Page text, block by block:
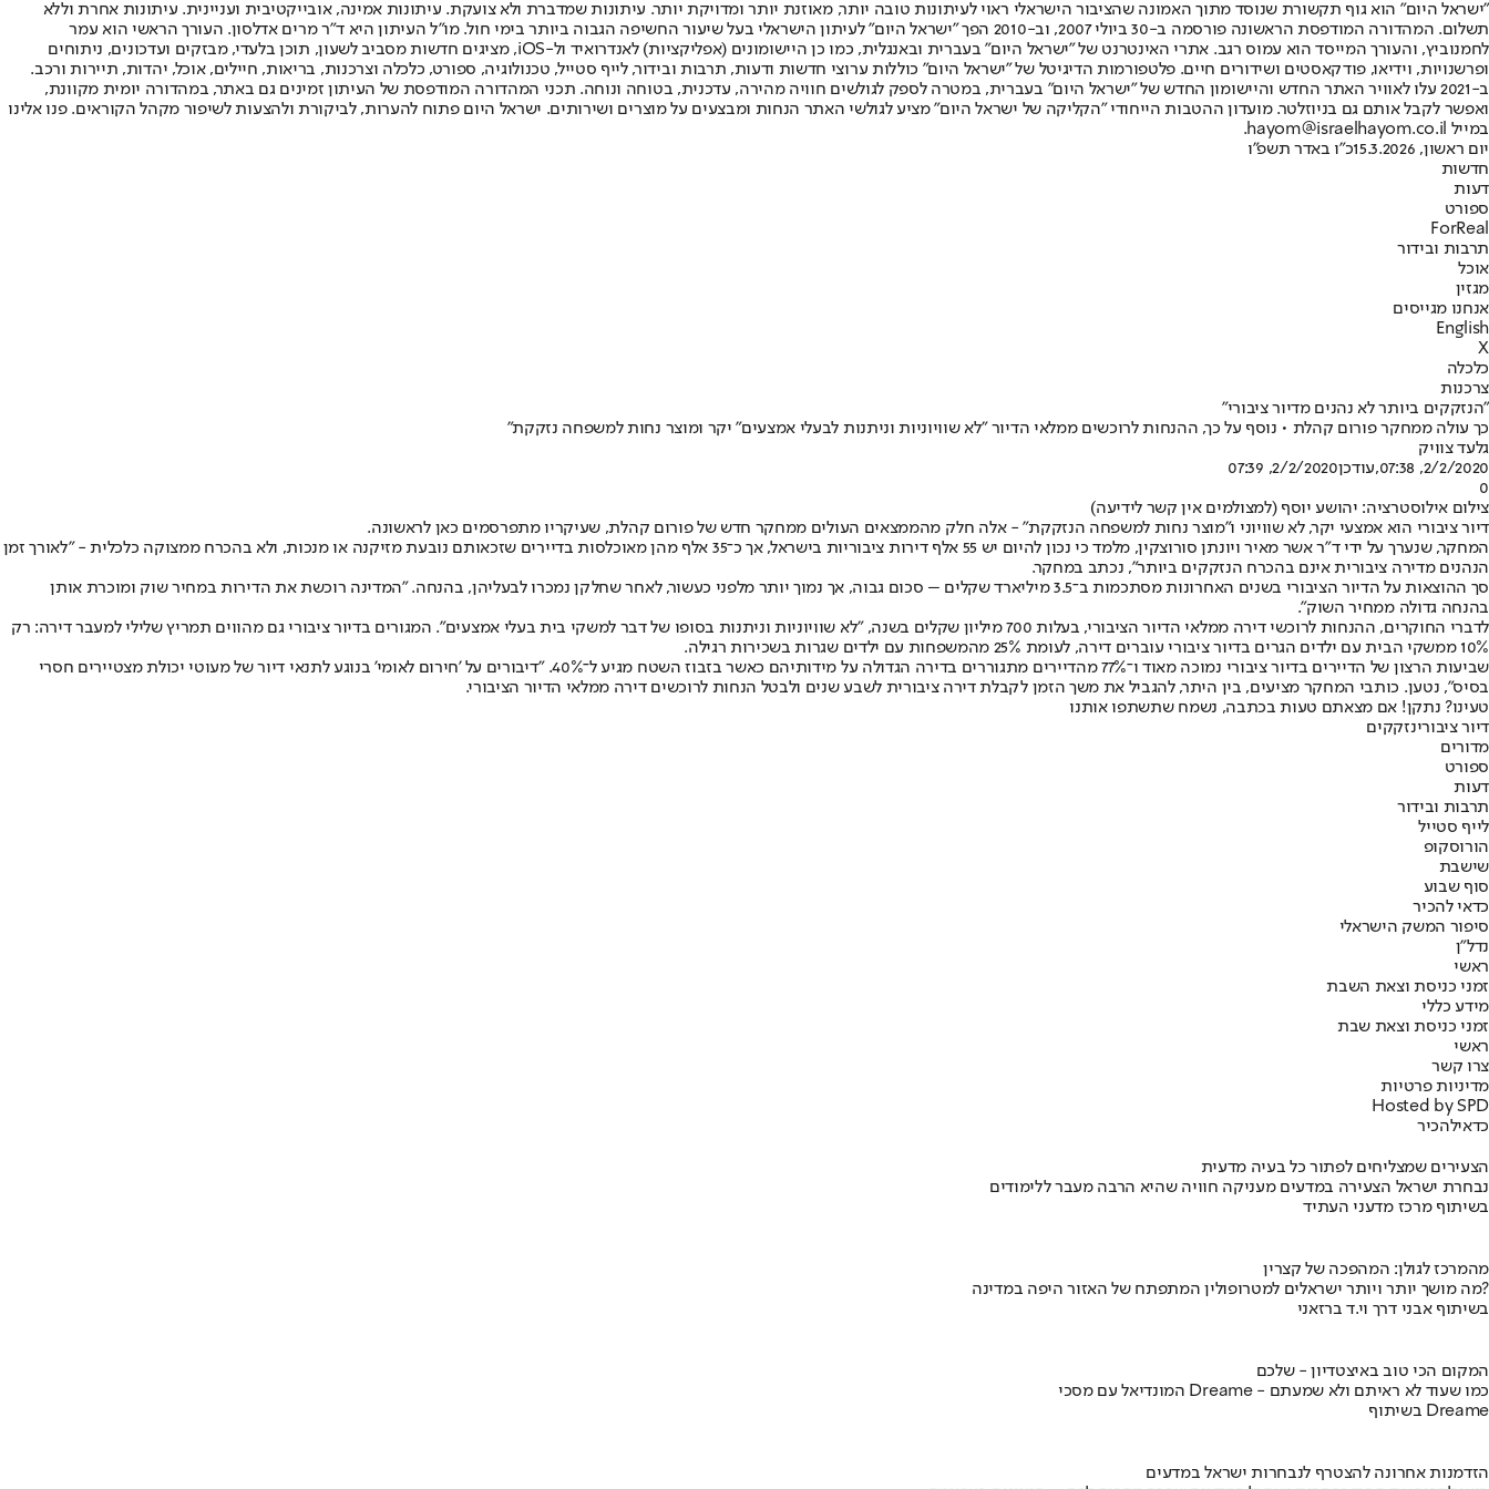
"ישראל היום" הוא גוף תקשורת שנוסד מתוך האמונה שהציבור הישראלי ראוי לעיתונות טובה יותר, מאוזנת יותר ומדויקת יותר. עיתונות שמדברת ולא צועקת. עיתונות אמינה, אובייקטיבית ועניינית. עיתונות אחרת וללא
תשלום. המהדורה המודפסת הראשונה פורסמה ב-30 ביולי 2007, וב-2010 הפך "ישראל היום" לעיתון הישראלי בעל שיעור החשיפה הגבוה ביותר בימי חול. מו"ל העיתון היא ד"ר מרים אדלסון. העורך הראשי הוא עמר
לחמנוביץ, והעורך המייסד הוא עמוס רגב. אתרי האינטרנט של "ישראל היום" בעברית ובאנגלית, כמו כן היישומונים (אפליקציות) לאנדרואיד ול-iOS, מציגים חדשות מסביב לשעון, תוכן בלעדי, מבזקים ועדכונים, ניתוחים
ופרשנויות, וידיאו, פודקאסטים ושידורים חיים. פלטפורמות הדיגיטל של "ישראל היום" כוללות ערוצי חדשות ודעות, תרבות ובידור, לייף סטייל, טכנולוגיה, ספורט, כלכלה וצרכנות, בריאות, חיילים, אוכל, יהדות, תיירות ורכב.
ב-2021 עלו לאוויר האתר החדש והיישומון החדש של "ישראל היום" בעברית, במטרה לספק לגולשים חוויה מהירה, עדכנית, בטוחה ונוחה. תכני המהדורה המודפסת של העיתון זמינים גם באתר, במהדורה יומית מקוונת,
ואפשר לקבל אותם גם בניוזלטר. מועדון ההטבות הייחודי "הקליקה של ישראל היום" מציע לגולשי האתר הנחות ומבצעים על מוצרים ושירותים. ישראל היום פתוח להערות, לביקורת ולהצעות לשיפור מקהל הקוראים. פנו אלינו
במייל hayom@israelhayom.co.il.
יום ראשון, 15.3.2026
כ"ו באדר תשפ"ו
חדשות
דעות
ספורט
ForReal
תרבות ובידור
אוכל
מגזין
אנחנו מגייסים
English
X
כלכלה
צרכנות
"הנזקקים ביותר לא נהנים מדיור ציבורי"
כך עולה ממחקר פורום קהלת • נוסף על כך, ההנחות לרוכשים ממלאי הדיור "לא שוויוניות וניתנות לבעלי אמצעים" יקר ומוצר נחות למשפחה נזקקת"
גלעד צוויק
2/2/2020, 07:38
,עודכן2/2/2020, 07:39
0
צילום אילוסטרציה: יהושע יוסף (למצולמים אין קשר לידיעה)
דיור ציבורי הוא אמצעי יקר, לא שוויוני ו"מוצר נחות למשפחה הנזקקת" - אלה חלק מהממצאים העולים ממחקר חדש של פורום קהלת, שעיקריו מתפרסמים כאן לראשונה.
המחקר, שנערך על ידי ד"ר אשר מאיר ויונתן סורוצקין, מלמד כי נכון להיום יש 55 אלף דירות ציבוריות בישראל, אך כ־35 אלף מהן מאוכלסות בדיירים שזכאותם נובעת מזיקנה או מנכות, ולא בהכרח ממצוקה כלכלית - "לאורך זמן
הנהנים מדירה ציבורית אינם בהכרח הנזקקים ביותר", נכתב במחקר.
סך ההוצאות על הדיור הציבורי בשנים האחרונות מסתכמות ב־3.5 מיליארד שקלים – סכום גבוה, אך נמוך יותר מלפני כעשור, לאחר שחלקן נמכרו לבעליהן, בהנחה. "המדינה רוכשת את הדירות במחיר שוק ומוכרת אותן
בהנחה גדולה ממחיר השוק".
לדברי החוקרים, ההנחות לרוכשי דירה ממלאי הדיור הציבורי, בעלות 700 מיליון שקלים בשנה, "לא שוויוניות וניתנות בסופו של דבר למשקי בית בעלי אמצעים". המגורים בדיור ציבורי גם מהווים תמריץ שלילי למעבר דירה: רק
10% ממשקי הבית עם ילדים הגרים בדיור ציבורי עוברים דירה, לעומת 25% מהמשפחות עם ילדים שגרות בשכירות רגילה.
שביעות הרצון של הדיירים בדיור ציבורי נמוכה מאוד ו־77% מהדיירים מתגוררים בדירה הגדולה על מידותיהם כאשר בזבוז השטח מגיע ל־40%. "דיבורים על 'חירום לאומי' בנוגע לתנאי דיור של מעוטי יכולת מצטיירים חסרי
בסיס", נטען. כותבי המחקר מציעים, בין היתר, להגביל את משך הזמן לקבלת דירה ציבורית לשבע שנים ולבטל הנחות לרוכשים דירה ממלאי הדיור הציבורי.
טעינו? נתקן! אם מצאתם טעות בכתבה, נשמח שתשתפו אותנו
דיור ציבורינזקקים
מדורים
ספורט
דעות
תרבות ובידור
לייף סטייל
הורוסקופ
שישבת
סוף שבוע
כדאי להכיר
סיפור המשק הישראלי
נדל"ן
ראשי
זמני כניסת וצאת השבת
מידע כללי
זמני כניסת וצאת שבת
ראשי
צרו קשר
מדיניות פרטיות
Hosted by SPD
כדאילהכיר
הצעירים שמצליחים לפתור כל בעיה מדעית
נבחרת ישראל הצעירה במדעים מעניקה חוויה שהיא הרבה מעבר ללימודים
בשיתוף מרכז מדעני העתיד
מהמרכז לגולן: המהפכה של קצרין
מה מושך יותר ויותר ישראלים למטרופולין המתפתח של האזור היפה במדינה?
בשיתוף אבני דרך וי.ד ברזאני
המקום הכי טוב באיצטדיון - שלכם
המונדיאל עם מסכי Dreame - כמו שעוד לא ראיתם ולא שמעתם
בשיתוף Dreame
הזדמנות אחרונה להצטרף לנבחרות ישראל במדעים